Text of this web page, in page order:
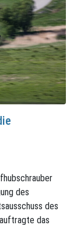
des
des
das